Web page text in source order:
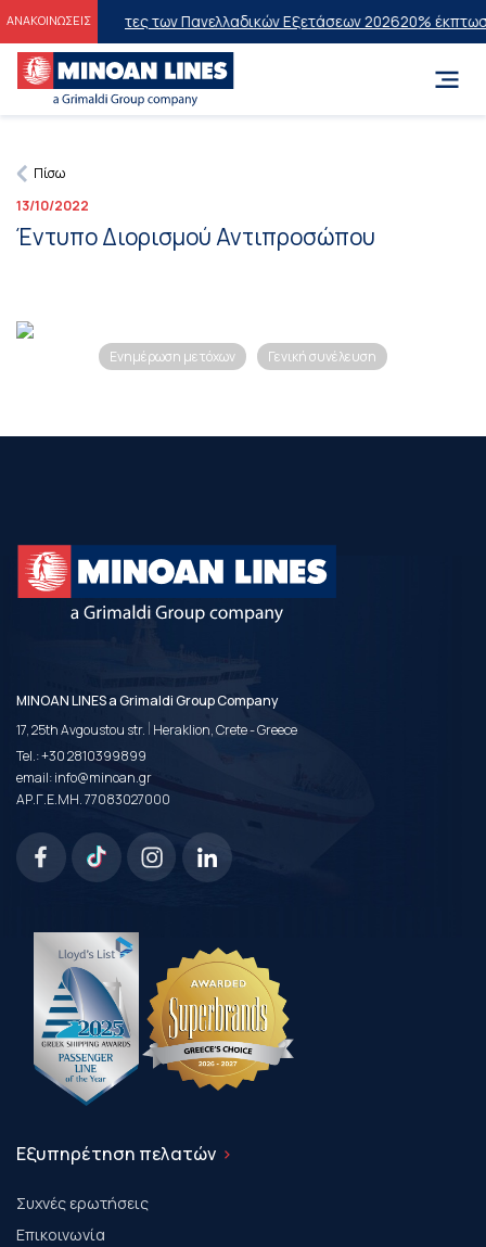
ΑΝΑΚΟΙΝΩΣΕΙΣΕπιτυχόντες των Πανελλαδικών Εξετάσεων 202620% έκπτωση
Πίσω
13/10/2022
Έντυπο Διορισμού Αντιπροσώπου
Ενημέρωση μετόχων Γενική συνέλευση
MINOAN LINES a Grimaldi Group Company
17, 25th Avgoustou str. | Heraklion, Crete - Greece
Tel.:+30 2810399899
email:info@minoan.gr
ΑΡ.Γ.Ε.ΜΗ. 77083027000
Εξυπηρέτηση πελατών
Συχνές ερωτήσεις
Επικοινωνία